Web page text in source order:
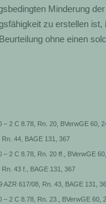
Minderung
zu erstellen ist,
ohne einen
– 2 C 8.78, Rn. 20, BVerwGE 60,
44, BAGE 131, 367
– 2 C 8.78, Rn. 20 ff., BVerwGE
43 f., BAGE 131, 367
AZR 617/08, Rn. 43, BAGE 131,
– 2 C 8.78, Rn. 23., BVerwGE 60,